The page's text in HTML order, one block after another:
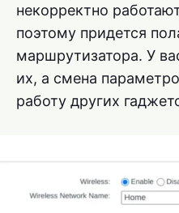
некорректно
поэтому придется
маршрутизатора. У
их, а смена
работу других